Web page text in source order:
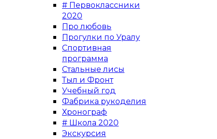
# Первоклассники
2020
Про любовь
Прогулки по Уралу
Спортивная
программа
Стальные лисы
Тыл и Фронт
Учебный год
Фабрика рукоделия
Хронограф
# Школа 2020
Экскурсия